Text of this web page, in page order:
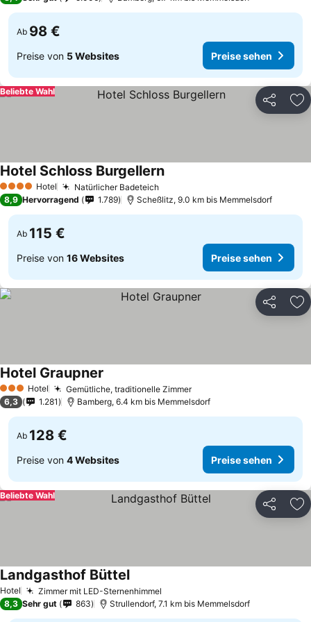
Ab 98 €
Preise von 5 Websites Preise sehen
Teilen
Beliebte Wahl
4 Sterne Hotel Natürlicher Badeteich
Hotel Schloss Burgellern
8,9 Hervorragend 1.789 Scheßlitz, 9.0 km bis Memmelsdorf
Ab 115 €
Preise von 16 Websites Preise sehen
Teilen
3 SterneHotel Gemütliche, traditionelle Zimmer
Hotel Graupner
6,3 1.281 Bamberg, 6.4 km bis Memmelsdorf
Ab 128 €
Preise von 4 Websites Preise sehen
Teilen
Beliebte Wahl
Hotel Zimmer mit LED-Sternenhimmel
Landgasthof Büttel
8,3 Sehr gut 863 Strullendorf, 7.1 km bis Memmelsdorf